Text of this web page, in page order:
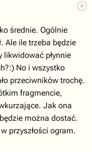
średnie. Ogólnie
Ale ile trzeba będzie
likwidować płynnie
No i wszystko
przeciwników trochę.
fragmencie,
Jak ona
można dostać.
przyszłości ogram.